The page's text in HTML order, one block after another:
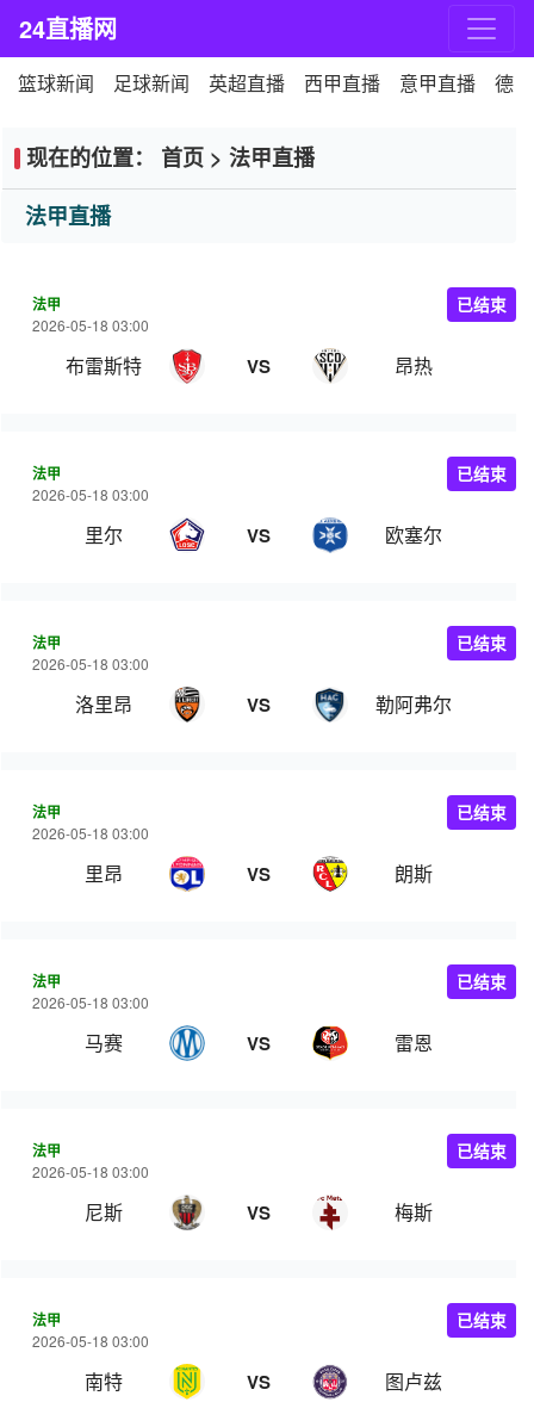
24直播网
篮球新闻 足球新闻 英超直播 西甲直播 意甲直播 德
现在的位置： 首页 > 法甲直播
法甲直播
法甲
2026-05-18 03:00
布雷斯特 VS 昂热
已结束
法甲
2026-05-18 03:00
里尔 VS 欧塞尔
已结束
法甲
2026-05-18 03:00
洛里昂 VS 勒阿弗尔
已结束
法甲
2026-05-18 03:00
里昂 VS 朗斯
已结束
法甲
2026-05-18 03:00
马赛 VS 雷恩
已结束
法甲
2026-05-18 03:00
尼斯 VS 梅斯
已结束
法甲
2026-05-18 03:00
南特 VS 图卢兹
已结束